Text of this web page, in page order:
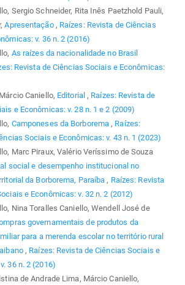
Sergio Schneider, Rita Inês Paetzhold Pauli,
Apresentação , Raízes: Revista de Ciências
v. 36 n. 2 (2016)
As raízes da nacionalidade no Brasil
Revista de Ciências Sociais e Econômicas:
Caniello, Editorial, Raízes: Revista de
e Econômicas: v. 28 n. 1 e 2 (2009)
Camponeses da Borborema, Raízes:
Sociais e Econômicas: v. 43 n. 1 (2023)
Marc Piraux, Valério Veríssimo de Souza
social e desempenho institucional no
da Borborema, Paraíba, Raízes: Revista
e Econômicas: v. 32 n. 2 (2012)
Nina Toralles Caniello, Wendell José de
governamentais de produtos da
para a merenda escolar no território rural
, Raízes: Revista de Ciências Sociais e
36 n. 2 (2016)
de Andrade Lima, Márcio Caniello,